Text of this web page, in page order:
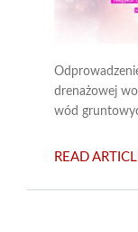
drenażowej
wód
READ